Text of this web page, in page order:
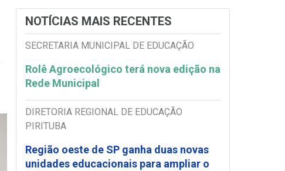
NOTÍCIAS MAIS RECENTES
SECRETARIA MUNICIPAL DE EDUCAÇÃO
Rolê Agroecológico terá nova edição na
Rede Municipal
DIRETORIA REGIONAL DE EDUCAÇÃO
PIRITUBA
Região oeste de SP ganha duas novas
unidades educacionais para ampliar o